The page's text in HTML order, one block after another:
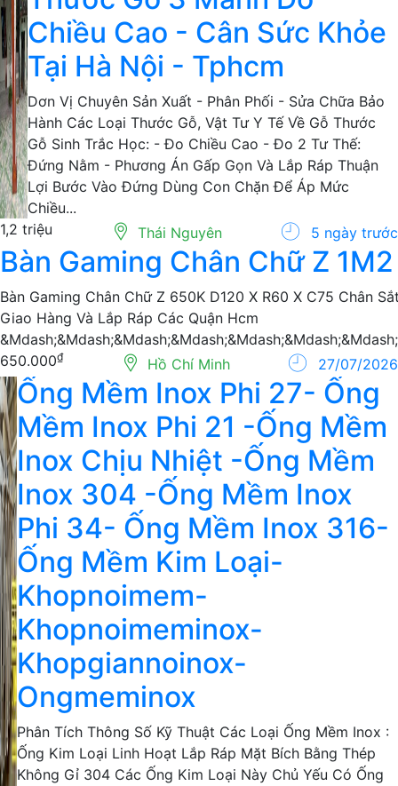
Chiều Cao - Cân Sức Khỏe
Tại Hà Nội - Tphcm
Dơn Vị Chuyên Sản Xuất - Phân Phối - Sửa Chữa Bảo
Hành Các Loại Thước Gỗ, Vật Tư Y Tế Về Gỗ Thước
Gỗ Sinh Trắc Học: - Đo Chiều Cao - Đo 2 Tư Thế:
Đứng Nằm - Phương Án Gấp Gọn Và Lắp Ráp Thuận
Lợi Bước Vào Đứng Dùng Con Chặn Để Áp Mức
Chiều...
1,2 triệu
Thái Nguyên 5 ngày trước
Bàn Gaming Chân Chữ Z 1M2
Bàn Gaming Chân Chữ Z 650K D120 X R60 X C75 Chân
Giao Hàng Và Lắp Ráp Các Quận Hcm
650.000₫ Hồ Chí Minh 27/07/2026
Ống Mềm Inox Phi 27- Ống
Mềm Inox Phi 21 -Ống Mềm
Inox Chịu Nhiệt -Ống Mềm
Inox 304 -Ống Mềm Inox
Phi 34- Ống Mềm Inox 316-
Ống Mềm Kim Loại-
Khopnoimem-
Khopnoimeminox-
Khopgiannoinox-
Ongmeminox
Phân Tích Thông Số Kỹ Thuật Các Loại Ống Mềm Inox :
Ống Kim Loại Linh Hoạt Lắp Ráp Mặt Bích Bằng Thép
Không Gỉ 304 Các Ống Kim Loại Này Chủ Yếu Có Ống